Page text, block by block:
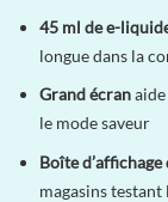
45 ml de e-
longue dans la
Grand écran
le mode saveur
Boîte d’affichage
magasins